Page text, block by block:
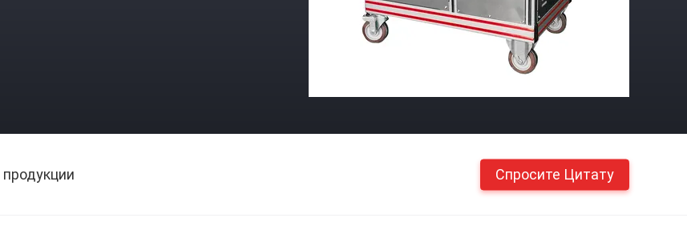
Спросите Цитату